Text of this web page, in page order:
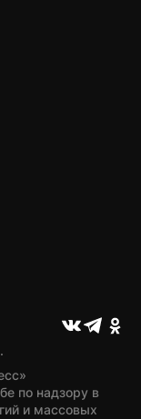
по надзору в
и массовых